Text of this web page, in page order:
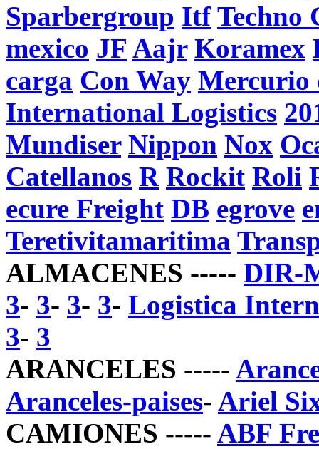
Sparbergroup Itf Techno
mexico JF Aajr Koramex
carga Con Way Mercurio
International Logistics
Mundiser Nippon Nox
Catellanos R Rockit Roli
ecure Freight DB egrove
Teretivitamaritima
ALMACENES ----- DIR-
3- 3- 3- 3- Logistica
3- 3
ARANCELES -----
Aranceles-paises- Ariel
CAMIONES ----- ABF